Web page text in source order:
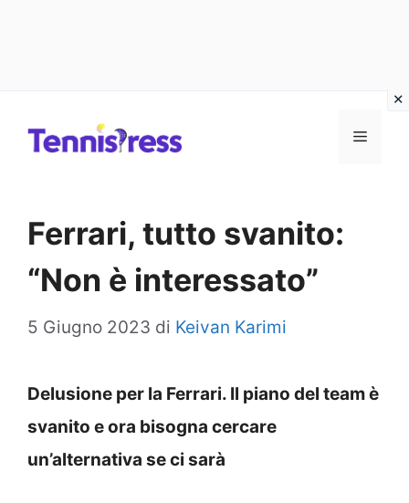
MENU
Ferrari, tutto svanito:
“Non è interessato”
5 Giugno 2023 di Keivan Karimi
Delusione per la Ferrari. Il piano del team è
svanito e ora bisogna cercare
un’alternativa se ci sarà